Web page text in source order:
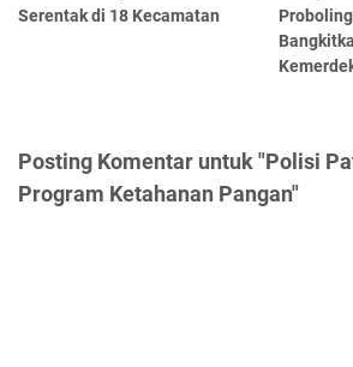
Serentak di 18 Kecamatan
Posting Komentar untuk "Polisi
Program Ketahanan Pangan"